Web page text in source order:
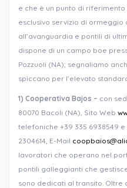
e che è un punto di
esclusivo servizio di
all’avanguardia e pontili di
dispone di un campo boe
Pozzuoli (NA); segnaliamo
spiccano per l’elevato
1) Cooperativa Bajos – con
80070 Bacoli (NA), Sito Web
telefoniche +39 335 6938549 e
2304614, E-Mail
lavoratori che operano nel
pontili galleggianti che
sono dedicati al transito. Oltre